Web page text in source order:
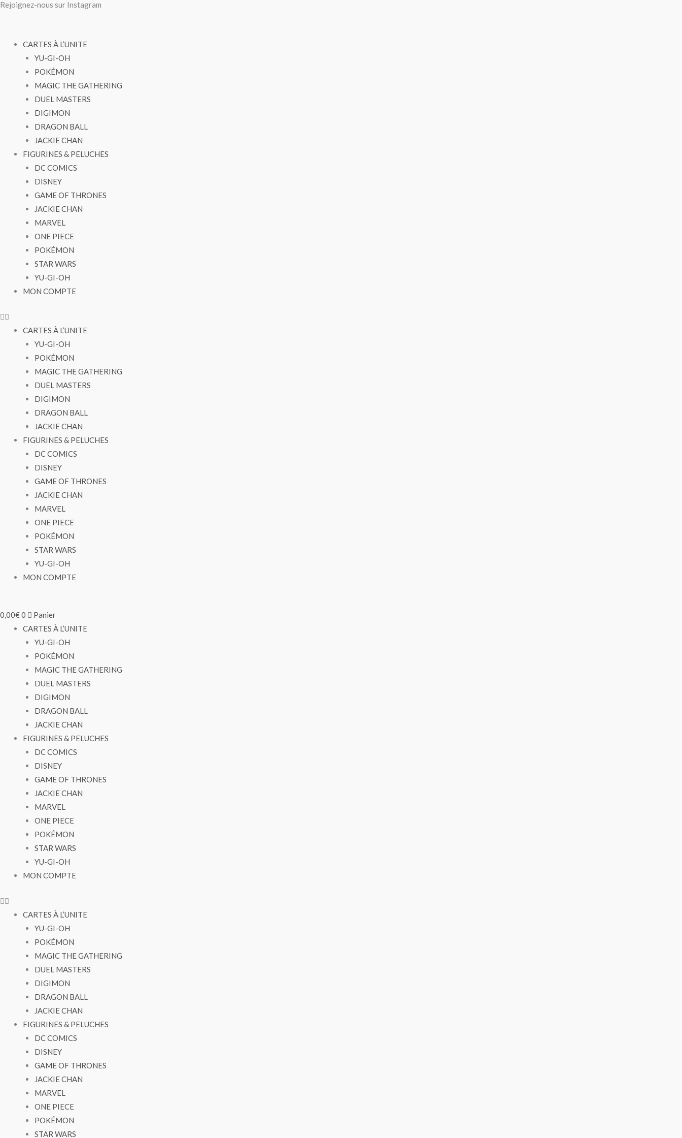
Aller
Rejoignez-nous sur Instagram
CARTES À L’UNITE
YU-GI-OH
POKÉMON
MAGIC THE GATHERING
DUEL MASTERS
DIGIMON
DRAGON BALL
JACKIE CHAN
FIGURINES & PELUCHES
DC COMICS
DISNEY
GAME OF THRONES
JACKIE CHAN
MARVEL
ONE PIECE
POKÉMON
STAR WARS
YU-GI-OH
MON COMPTE
CARTES À L’UNITE
YU-GI-OH
POKÉMON
MAGIC THE GATHERING
DUEL MASTERS
DIGIMON
DRAGON BALL
JACKIE CHAN
FIGURINES & PELUCHES
DC COMICS
DISNEY
GAME OF THRONES
JACKIE CHAN
MARVEL
ONE PIECE
POKÉMON
STAR WARS
YU-GI-OH
MON COMPTE
0,00€0
Panier
CARTES À L’UNITE
YU-GI-OH
POKÉMON
MAGIC THE GATHERING
DUEL MASTERS
DIGIMON
DRAGON BALL
JACKIE CHAN
FIGURINES & PELUCHES
DC COMICS
DISNEY
GAME OF THRONES
JACKIE CHAN
MARVEL
ONE PIECE
POKÉMON
STAR WARS
YU-GI-OH
MON COMPTE
CARTES À L’UNITE
YU-GI-OH
POKÉMON
MAGIC THE GATHERING
DUEL MASTERS
DIGIMON
DRAGON BALL
JACKIE CHAN
FIGURINES & PELUCHES
DC COMICS
DISNEY
GAME OF THRONES
JACKIE CHAN
MARVEL
ONE PIECE
POKÉMON
STAR WARS